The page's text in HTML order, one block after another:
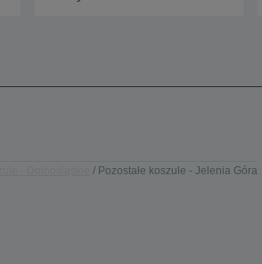
Pozostałe koszule - Jelenia Góra